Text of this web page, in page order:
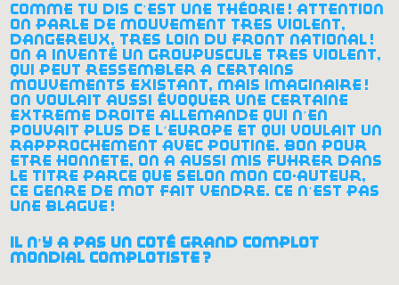
comme tu dis c’est une théorie ! attention
on parle de mouvement très violent,
dangereux, très loin du front national !
on a inventé un groupuscule très violent,
qui peut ressembler à certains
mouvements existant, mais imaginaire !
on voulait aussi évoquer une certaine
extrême droite allemande qui n’en
pouvait plus de l’europe et qui voulait un
rapprochement avec poutine. bon pour
être honnête, on a aussi mis führer dans
le titre parce que selon mon co-auteur,
ce genre de mot fait vendre. ce n’est pas
une blague !
il n’y a pas un côté grand complot
mondial complotiste ?